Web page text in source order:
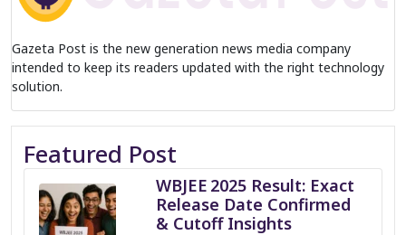
Gazeta Post is the new generation news media company
intended to keep its readers updated with the right technology
solution.
Featured Post
WBJEE 2025 Result: Exact
Release Date Confirmed
& Cutoff Insights